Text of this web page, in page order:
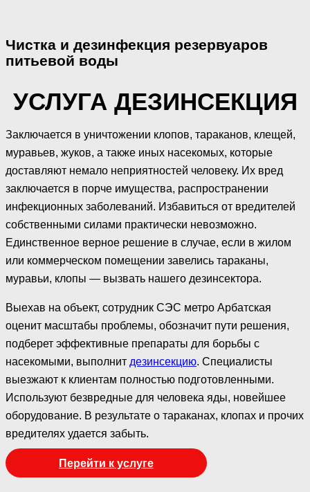
Чистка и дезинфекция резервуаров
питьевой воды
УСЛУГА ДЕЗИНСЕКЦИЯ
Заключается в уничтожении клопов, тараканов, клещей,
муравьев, жуков, а также иных насекомых, которые
доставляют немало неприятностей человеку. Их вред
заключается в порче имущества, распространении
инфекционных заболеваний. Избавиться от вредителей
собственными силами практически невозможно.
Единственное верное решение в случае, если в жилом
или коммерческом помещении завелись тараканы,
муравьи, клопы — вызвать нашего дезинсектора.
Выехав на объект, сотрудник СЭС метро Арбатская
оценит масштабы проблемы, обозначит пути решения,
подберет эффективные препараты для борьбы с
насекомыми, выполнит дезинсекцию. Специалисты
выезжают к клиентам полностью подготовленными.
Используют безвредные для человека яды, новейшее
оборудование. В результате о тараканах, клопах и прочих
вредителях удается забыть.
Перейти к услуге